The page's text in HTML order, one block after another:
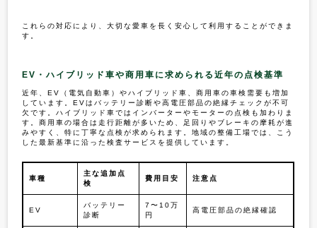
これらの対応により、大切な愛車を長く安心して利用することができま
す。
EV・ハイブリッド車や商用車に求められる近年の点検基準
近年、EV（電気自動車）やハイブリッド車、商用車の車検需要も増加
しています。EVはバッテリー診断や高電圧部品の絶縁チェックが不可
欠です。ハイブリッド車ではインバーターやモーターの点検も加わりま
す。商用車の場合は走行距離が多いため、足回りやブレーキの摩耗が進
みやすく、特に丁寧な点検が求められます。地域の整備工場では、こう
した最新基準に沿った検査サービスを提供しています。
車種
主な追加点
検
費用目安 注意点
EV
バッテリー
診断
7〜10万
円
高電圧部品の絶縁確認